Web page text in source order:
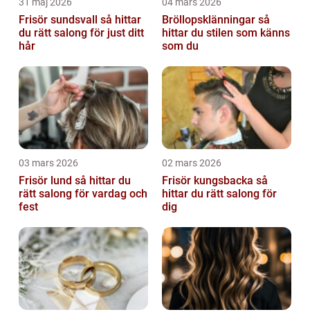
Frisör sundsvall så hittar
du rätt salong för just ditt
hår
Bröllopsklänningar så
hittar du stilen som känns
som du
03 mars 2026
Frisör lund så hittar du
rätt salong för vardag och
fest
02 mars 2026
Frisör kungsbacka så
hittar du rätt salong för
dig